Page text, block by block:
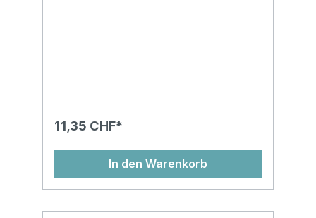
11,35 CHF*
In den Warenkorb